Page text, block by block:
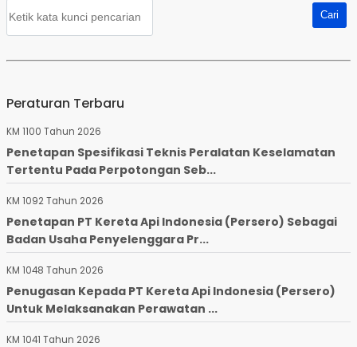
Peraturan Terbaru
KM 1100 Tahun 2026
Penetapan Spesifikasi Teknis Peralatan Keselamatan
Tertentu Pada Perpotongan Seb...
KM 1092 Tahun 2026
Penetapan PT Kereta Api Indonesia (Persero) Sebagai
Badan Usaha Penyelenggara Pr...
KM 1048 Tahun 2026
Penugasan Kepada PT Kereta Api Indonesia (Persero)
Untuk Melaksanakan Perawatan ...
KM 1041 Tahun 2026